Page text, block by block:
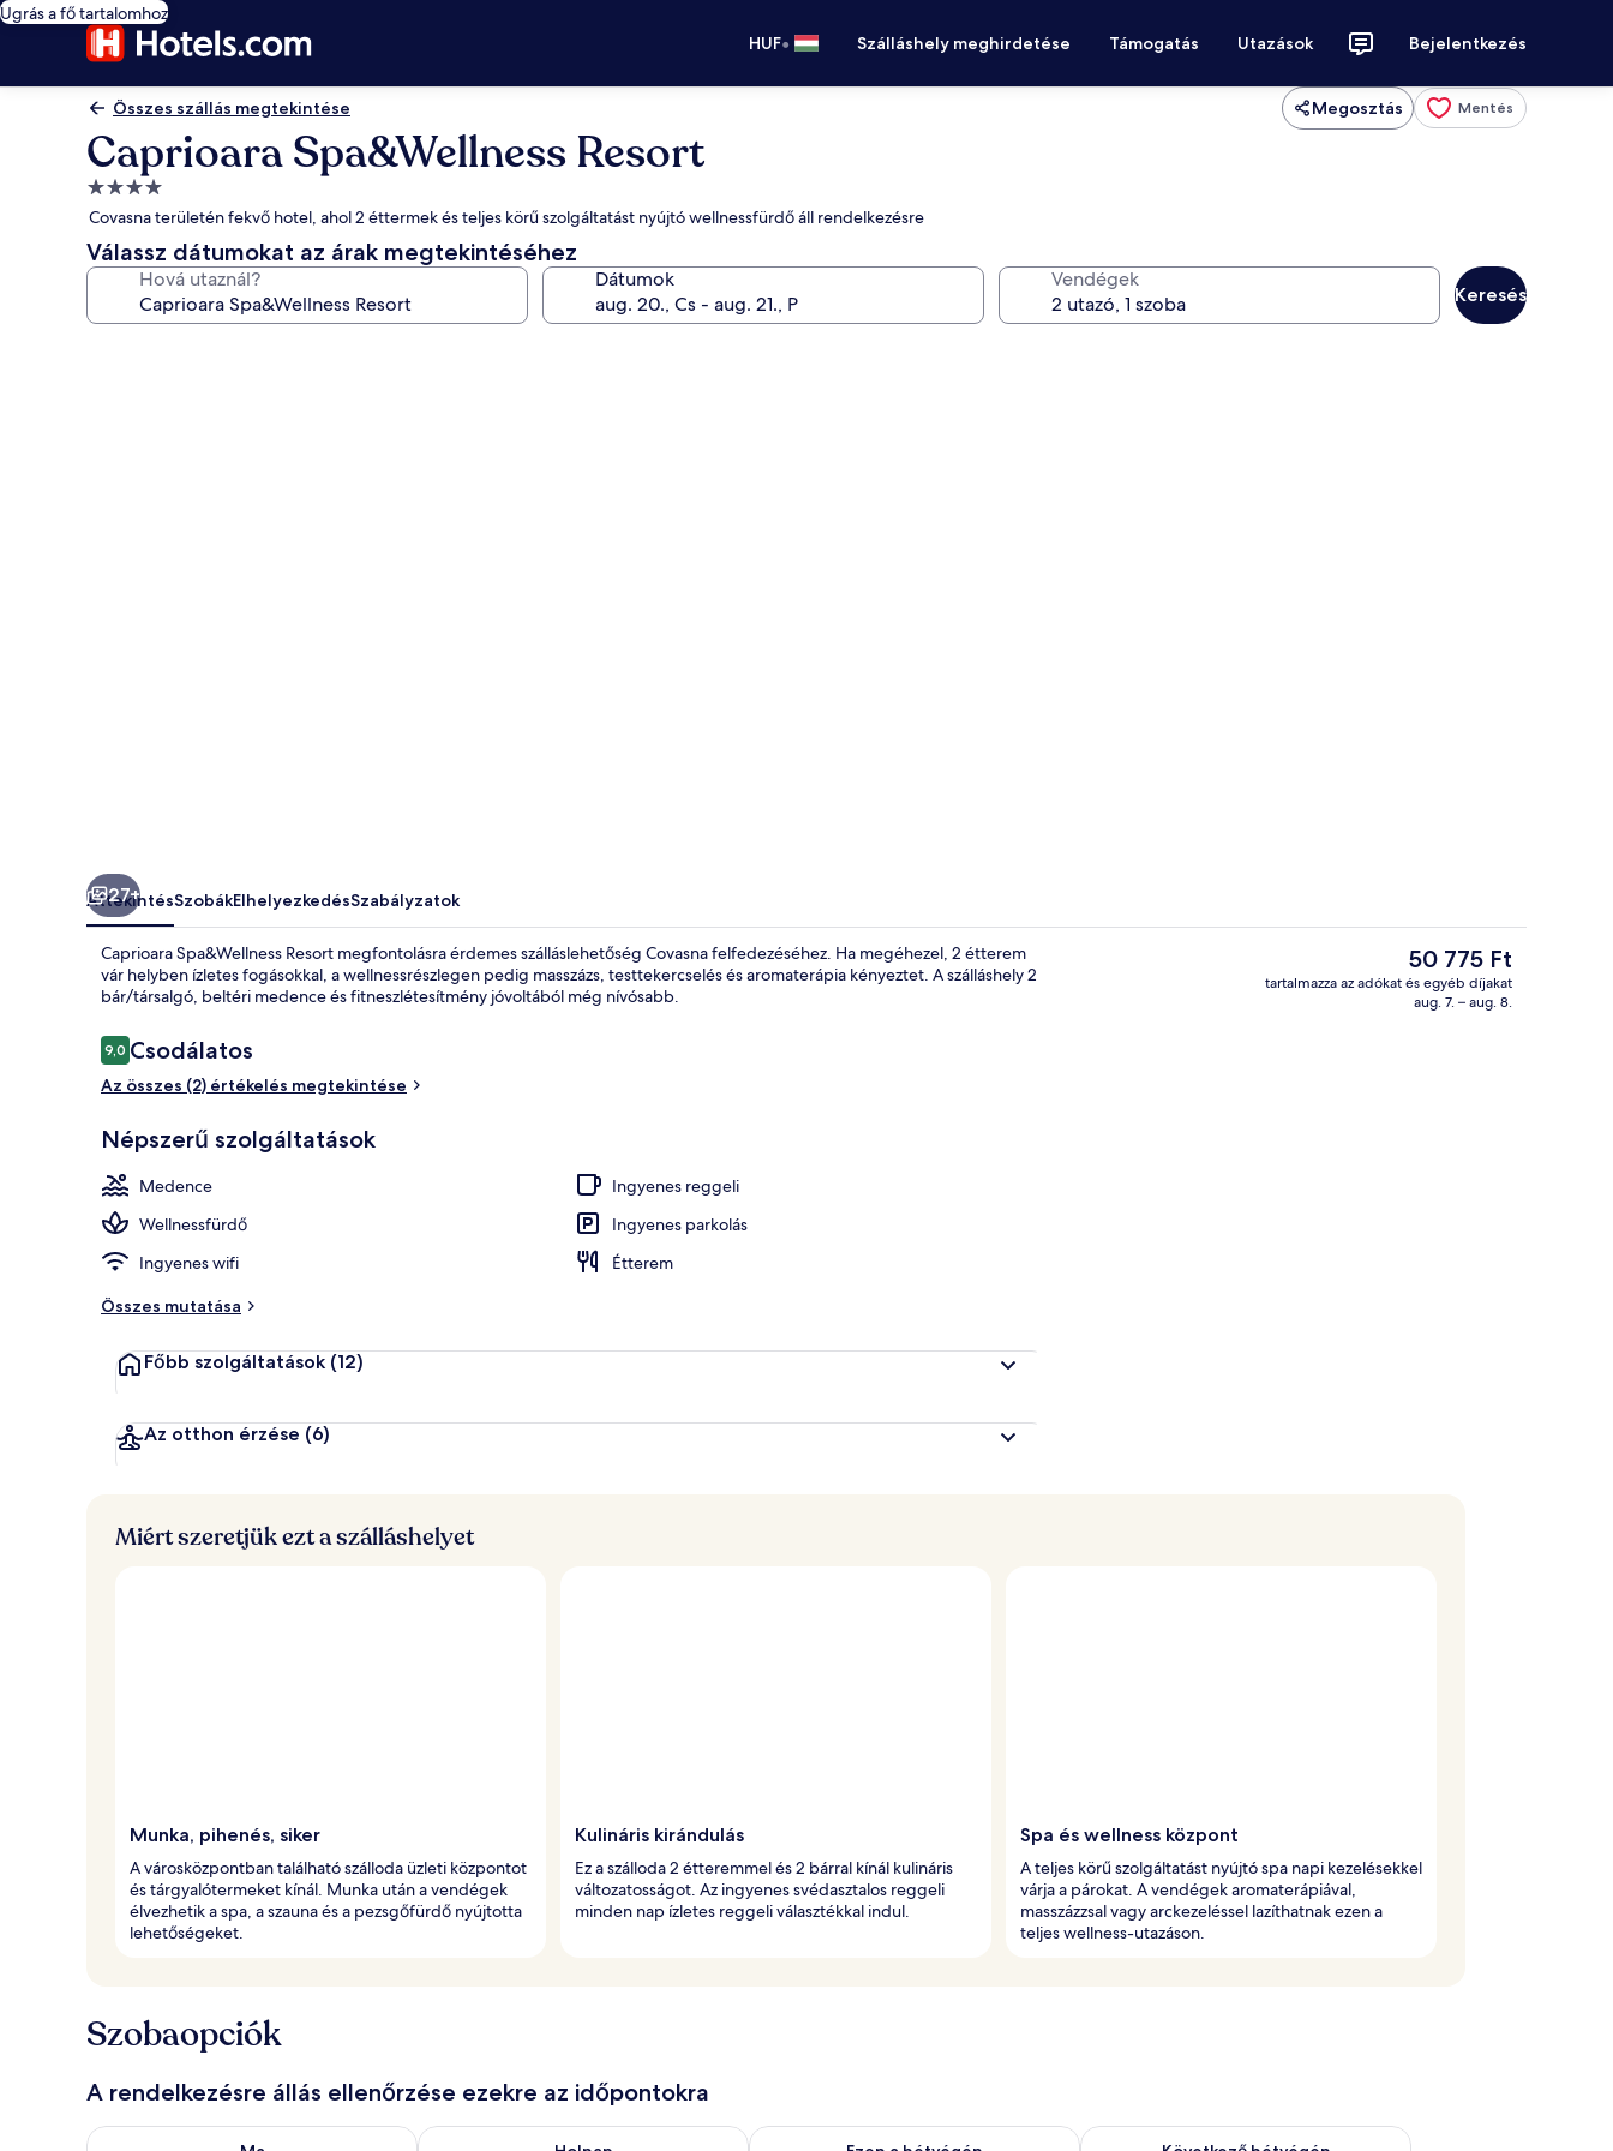
Ugrás a fő tartalomhoz
HUF• Szálláshely meghirdetése Támogatás Utazások Bejelentkezés
Összes szállás megtekintése Megosztás Mentés
Caprioara Spa&Wellness Resort
4.0
csillagos
szálláshely
Covasna területén fekvő hotel, ahol 2 éttermek és teljes körű szolgáltatást nyújtó wellnessfürdő áll rendelkezésre
Válassz dátumokat az árak megtekintéséhez
Hová utaznál? Dátumok Vendégek
Keresés
27+
ÁttekintésSzobákElhelyezkedésSzabályzatok
Caprioara Spa&Wellness Resort megfontolásra érdemes szálláslehetőség Covasna felfedezéséhez. Ha megéhezel, 2 étterem
vár helyben ízletes fogásokkal, a wellnessrészlegen pedig masszázs, testtekercselés és aromaterápia kényeztet. A szálláshely 2
bár/társalgó, beltéri medence és fitneszlétesítmény jóvoltából még nívósabb.
Értékelések
9,09,0 ennyiből: 10
Csodálatos
Az összes (2) értékelés megtekintése
Népszerű szolgáltatások
Medence
Ingyenes reggeli
Wellnessfürdő
Ingyenes parkolás
Ingyenes wifi
Étterem
Összes mutatása
Főbb szolgáltatások (12)
Az otthon érzése (6)
A
jelenlegi
ár
50 775 Ft
tartalmazza az adókat és egyéb díjakat
aug. 7. – aug. 8.
Miért szeretjük ezt a szálláshelyet
Munka, pihenés, siker
A városközpontban található szálloda üzleti központot
és tárgyalótermeket kínál. Munka után a vendégek
élvezhetik a spa, a szauna és a pezsgőfürdő nyújtotta
lehetőségeket.
Kulináris kirándulás
Ez a szálloda 2 étteremmel és 2 bárral kínál kulináris
változatosságot. Az ingyenes svédasztalos reggeli
minden nap ízletes reggeli választékkal indul.
Spa és wellness központ
A teljes körű szolgáltatást nyújtó spa napi kezelésekkel
várja a párokat. A vendégek aromaterápiával,
masszázzsal vagy arckezeléssel lazíthatnak ezen a
teljes wellness-utazáson.
Szobaopciók
A rendelkezésre állás ellenőrzése ezekre az időpontokra
A ma esti rendelkezésre állás ellenőrzése: aug. 6 - aug. 7A holnapi rendelkezésre állás ellenőrzése: aug. 7 - aug. 8A mostani hétvégi rendelkezésre állás ellenőrzése: aug. 7 - aug. 9A következő hétvégi rendelkezésre állás ellenőrzése: aug. 14 -